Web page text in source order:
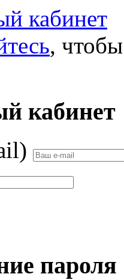
кабинет
,
кабинет
пароля